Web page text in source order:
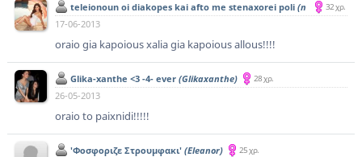
teleionoun oi diakopes kai afto me stenaxorei poli (n
aziMaria)
32 χρ.
17-06-2013
oraio gia kapoious xalia gia kapoious allous!!!!
Glika-xanthe <3 -4- ever (Glikaxanthe) 28 χρ.
26-05-2013
oraio to paixnidi!!!!!
'Φοσφοριζε Στρουμφακι' (Eleanor) 25 χρ.